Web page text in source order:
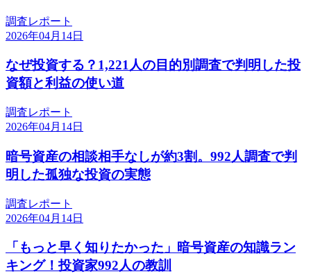
調査レポート
2026年04月14日
なぜ投資する？1,221人の目的別調査で判明した投
資額と利益の使い道
調査レポート
2026年04月14日
暗号資産の相談相手なしが約3割。992人調査で判
明した孤独な投資の実態
調査レポート
2026年04月14日
「もっと早く知りたかった」暗号資産の知識ラン
キング！投資家992人の教訓